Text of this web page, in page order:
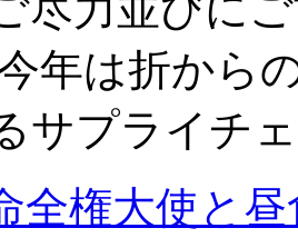
年は折から
サプライチ
全権大使と昼